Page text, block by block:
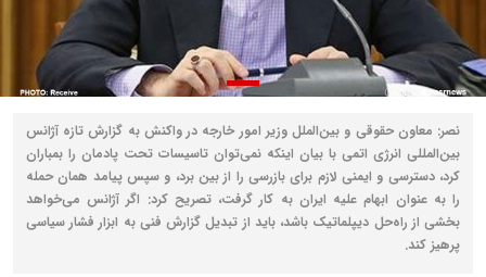
نصر: معاون حقوقی و بین‌الملل وزیر امور خارجه در واکنش به گزارش تازه آژانس
بین‌المللی انرژی اتمی با بیان اینکه نمی‌توان تاسیسات تحت پادمان را بمباران
کرد، دسترسی و ایمنی لازم برای بازرسی را از بین برد، و سپس پیامد همان حمله
را به عنوان ابهام علیه ایران به کار گرفت، تصریح کرد: اگر آژانس می‌خواهد
بخشی از راه‌حل دیپلماتیک باشد، باید از تبدیل گزارش فنی به ابزار فشار سیاسی
پرهیز کند.